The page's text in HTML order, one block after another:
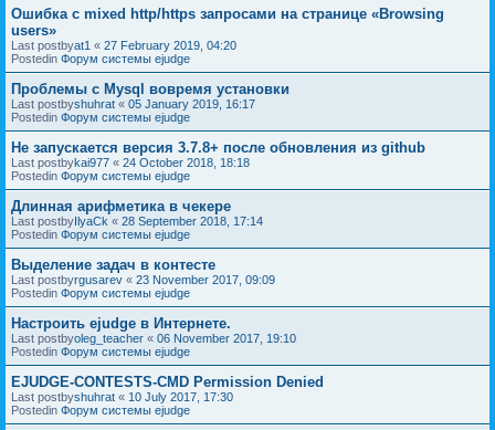
Ошибка с mixed http/https запросами на странице «Browsing
users»
Last postbyat1 « 27 February 2019, 04:20
Postedin Форум системы ejudge
Проблемы с Mysql вовремя установки
Last postbyshuhrat « 05 January 2019, 16:17
Postedin Форум системы ejudge
Не запускается версия 3.7.8+ после обновления из github
Last postbykai977 « 24 October 2018, 18:18
Postedin Форум системы ejudge
Длинная арифметика в чекере
Last postbyIlyaCk « 28 September 2018, 17:14
Postedin Форум системы ejudge
Выделение задач в контесте
Last postbyrgusarev « 23 November 2017, 09:09
Postedin Форум системы ejudge
Настроить ejudge в Интернете.
Last postbyoleg_teacher « 06 November 2017, 19:10
Postedin Форум системы ejudge
EJUDGE-CONTESTS-CMD Permission Denied
Last postbyshuhrat « 10 July 2017, 17:30
Postedin Форум системы ejudge